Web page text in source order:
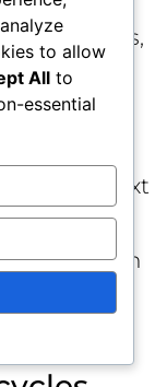
une
condense
limites et
un llms.txt
l’adoption
tâches.
to allow
All to
essential